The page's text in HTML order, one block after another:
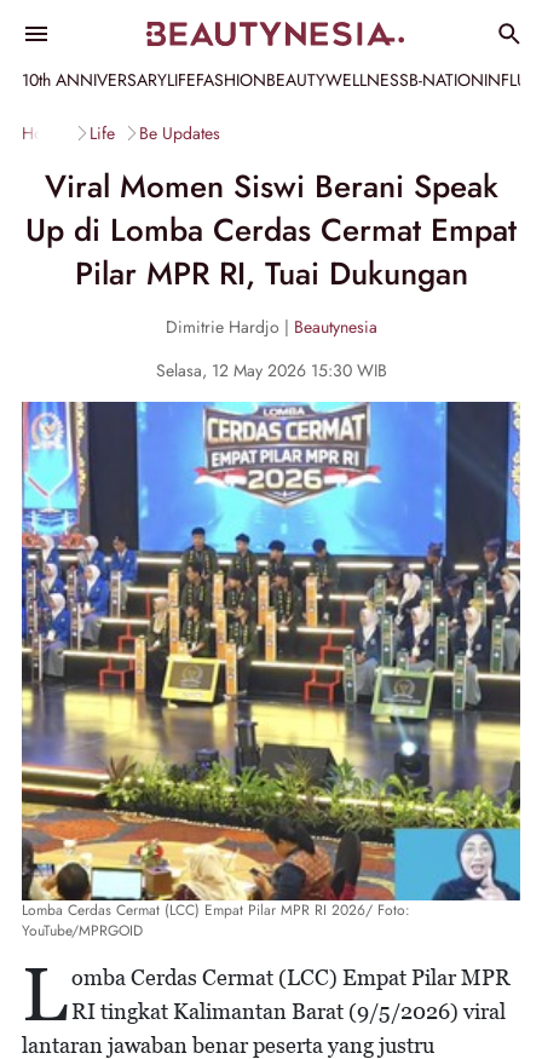
10th ANNIVERSARYLIFEFASHIONBEAUTYWELLNESSB-NATION
Home Life Be Updates
Viral Momen Siswi Berani Speak
Up di Lomba Cerdas Cermat Empat
Pilar MPR RI, Tuai Dukungan
Dimitrie Hardjo | Beautynesia
Selasa, 12 May 2026 15:30 WIB
Lomba Cerdas Cermat (LCC) Empat Pilar MPR RI 2026/ Foto:
YouTube/MPRGOID
Lomba Cerdas Cermat (LCC) Empat Pilar MPR
RI tingkat Kalimantan Barat (9/5/2026) viral
lantaran jawaban benar peserta yang justru